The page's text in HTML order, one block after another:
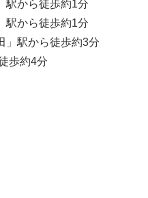
駅から徒歩約1分
駅から徒歩約1分
」駅から徒歩約3分
歩約4分